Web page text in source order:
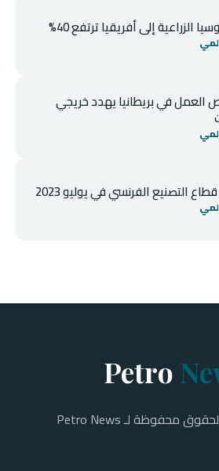
الزراعية إلى أفريقيا ترتفع 40%
العمل في بريطانيا يهدد خريجي
التصنيع الفرنسي في يوليو 2023
Petro